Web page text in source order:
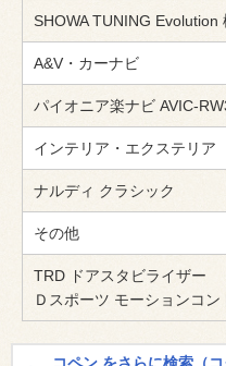
SHOWA TUNING Evolution
A&V・カーナビ
パイオニア楽ナビ AVIC-
インテリア・エクステリア
ナルディ クラシック
その他
TRD ドアスタビライザー
Ｄスポーツ モーションコン
コペン をさらに検索（